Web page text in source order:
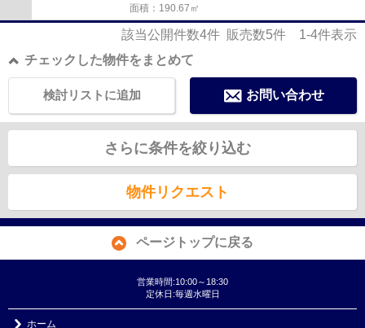
面積：190.67㎡
該当公開件数4件 販売数5件 1-4件表示
チェックした物件をまとめて
お問い合わせ
検討リストに追加
さらに条件を絞り込む
物件リクエスト
ページトップに戻る
営業時間:10:00～18:30
定休日:毎週水曜日
ホーム